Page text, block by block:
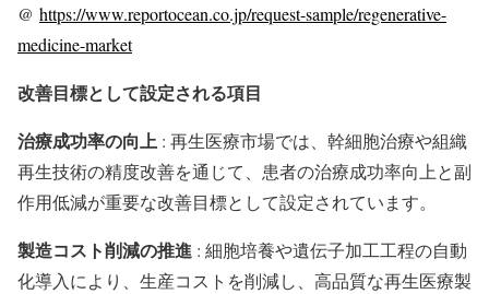
@ https://www.reportocean.co.jp/request-sample/regenerative-
medicine-market
改善目標として設定される項目
治療成功率の向上 : 再生医療市場では、幹細胞治療や組織
再生技術の精度改善を通じて、患者の治療成功率向上と副
作用低減が重要な改善目標として設定されています。
製造コスト削減の推進 : 細胞培養や遺伝子加工工程の自動
化導入により、生産コストを削減し、高品質な再生医療製